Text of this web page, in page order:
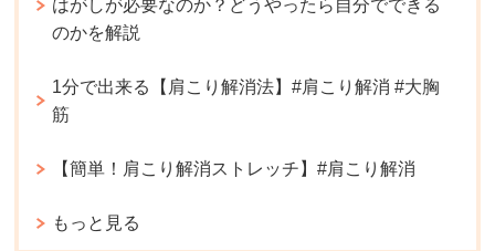
はがしが必要なのか？どうやったら自分でできる
のかを解説
1分で出来る【肩こり解消法】#肩こり解消 #大胸
筋
【簡単！肩こり解消ストレッチ】#肩こり解消
もっと見る